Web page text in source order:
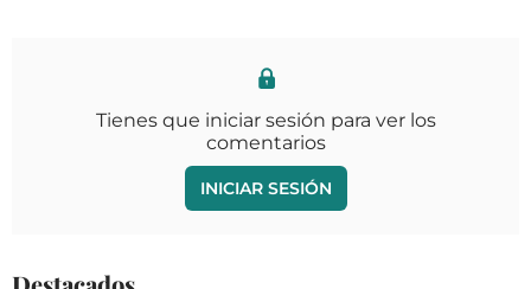
Tienes que iniciar sesión para ver los
comentarios
INICIAR SESIÓN